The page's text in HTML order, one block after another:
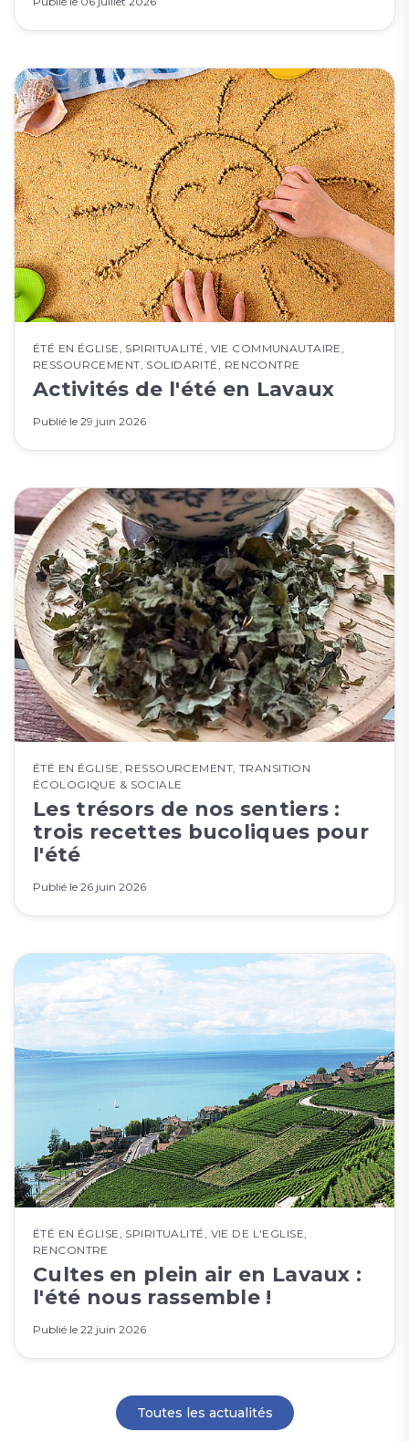
ÉTÉ EN ÉGLISE, SPIRITUALITÉ, VIE COMMUNAUTAIRE,
RESSOURCEMENT, SOLIDARITÉ, RENCONTRE
Activités de l'été en Lavaux
Publié le 29 juin 2026
ÉTÉ EN ÉGLISE, RESSOURCEMENT, TRANSITION
ÉCOLOGIQUE & SOCIALE
Les trésors de nos sentiers :
trois recettes bucoliques pour
l'été
Publié le 26 juin 2026
ÉTÉ EN ÉGLISE SPIRITUALITÉ VIE DE L'EGLISE
RENCONTRE
Cultes en plein air en Lavaux :
l'été nous rassemble !
Publié le 22 juin 2026
Toutes les actualités